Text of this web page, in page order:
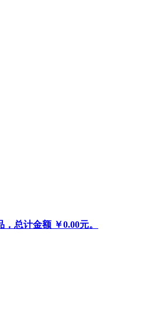
总计金额 ￥0.00元。